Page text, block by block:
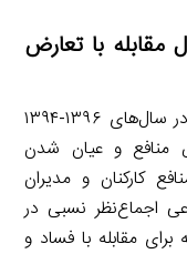
با تعارض
ماجرا به طور خلاصه از این قرار است که در سال‌های ۱۳۹۶-۱۳۹۴
منافع و عیان شدن
کارکنان و مدیران
اجماع‌نظر نسبی در
مقابله با فساد و